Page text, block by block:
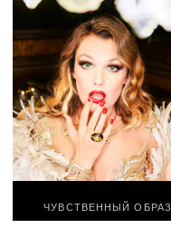
ЧУВСТВЕННЫЙ ОБРАЗ